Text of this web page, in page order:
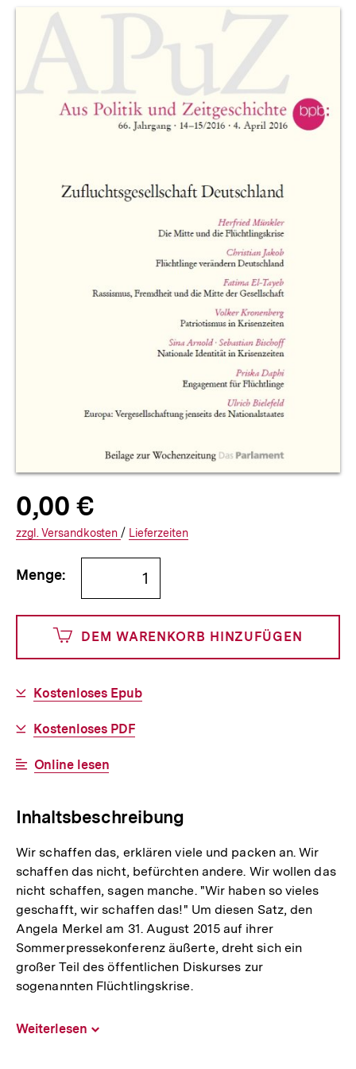
Produktvorschau
Allgemeine
Informationen
Produktpreis:
0,00 €0
€
und
0
Cents
zuzüglich
Versandkosten
Interner
Informationen
den
zzgl. zuzüglichen
Versandkosten/ Interner
Informationen
Lieferzeiten
Bestellmenge
angeben
Menge:
DEM WARENKORB HINZUFÜGEN
Download-
Kostenloses Epub
Download-
Kostenloses PDF
Interner
Online lesen
Inhaltsbeschreibung
Wir schaffen das, erklären viele und packen an. Wir
schaffen das nicht, befürchten andere. Wir wollen das
nicht schaffen, sagen manche. "Wir haben so vieles
geschafft, wir schaffen das!" Um diesen Satz, den
Angela Merkel am 31. August 2015 auf ihrer
Sommerpressekonferenz äußerte, dreht sich ein
großer Teil des öffentlichen Diskurses zur
sogenannten Flüchtlingskrise.
Weiterlesen